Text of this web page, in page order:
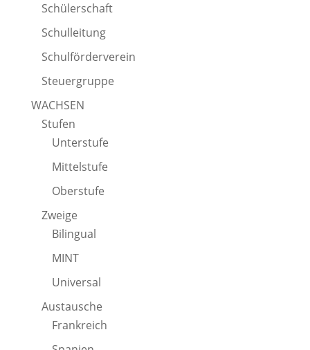
Schülerschaft
Schulleitung
Schulförderverein
Steuergruppe
WACHSEN
Stufen
Unterstufe
Mittelstufe
Oberstufe
Zweige
Bilingual
MINT
Universal
Austausche
Frankreich